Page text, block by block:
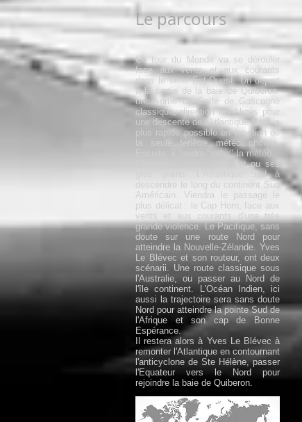
Le parcours
Ce tour du Monde va se dérouler
face aux vents et aux courants
dans le sens Est-Ouest. Un départ
à la sortie de la baie de Quiberon,
une sortie du Golfe de Gascogne
classique, direction les Alizés pour
une descente de l'Atlantique Nord la
plus rapide possible en fonction de
la seule fenêtre météo choisie.
Ensuite, il faudra "subir" la météo...
L'équateur ses calmes et ou ses
gros grains. L'Atlantique Sud à
descendre le long du continent Sud
Américain. Viendra le passage le
plus délicat : le Cap Horn, face aux
vents et aux courants d'une très
grande violence. Le Pacifique, sans
doute sur une route Nord pour
atteindre la Nouvelle-Zélande. Yves
Le Blévec et son routeur, ont deux
scénarii. Une route classique sous
l'Australie, ou passer au Nord de
l'île continent. L'Océan Indien, ici
aussi la trajectoire sera sans doute
Nord pour atteindre la pointe Sud de
l'Afrique et son cap de Bonne
Espérance.
Il restera alors à Yves Le Blévec à
remonter l'Atlantique en contournant
l'anticyclone de Ste Hélène, passer
l'Equateur vers le Nord pour
rejoindre la baie de Quiberon.